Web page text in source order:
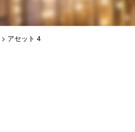
> アセット 4